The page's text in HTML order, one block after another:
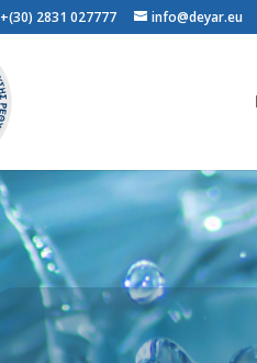
+(30) 2831 027777 info@deyar.eu